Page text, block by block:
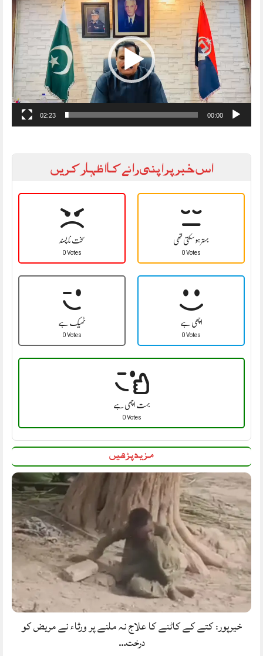
Player
00:00
02:23
اس خبر پر اپنی رائے کا اظہار کریں
سخت نا پسند
0 Votes
بہتر ہو سکتی تھی
0 Votes
ٹھیک ہے
0 Votes
اچھی ہے
0 Votes
بہت اچھی ہے
0 Votes
مزید پڑھیں
خیرپور: کتے کے کاٹنے کا علاج نہ ملنے پر ورثاء نے مریض کو
درخت…